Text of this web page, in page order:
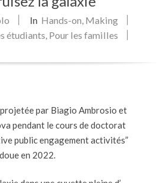
In Hands-on, Making
étudiants, Pour les familles
par Biagio Ambrosio et
pendant le cours de doctorat
public engagement activités”
en 2022.